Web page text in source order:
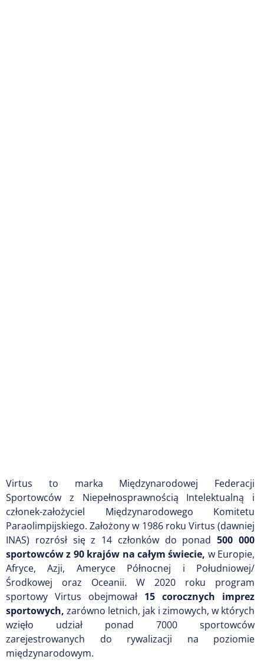
Virtus to marka Międzynarodowej Federacji
Sportowców z Niepełnosprawnością Intelektualną i
członek-założyciel Międzynarodowego Komitetu
Paraolimpijskiego. Założony w 1986 roku Virtus (dawniej
INAS) rozrósł się z 14 członków do ponad 500 000
sportowców z 90 krajów na całym świecie, w Europie,
Afryce, Azji, Ameryce Północnej i Południowej/
Środkowej oraz Oceanii. W 2020 roku program
sportowy Virtus obejmował 15 corocznych imprez
sportowych, zarówno letnich, jak i zimowych, w których
wzięło udział ponad 7000 sportowców
zarejestrowanych do rywalizacji na poziomie
międzynarodowym.